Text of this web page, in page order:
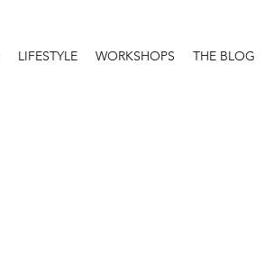
LIFESTYLE WORKSHOPS THE BLOG